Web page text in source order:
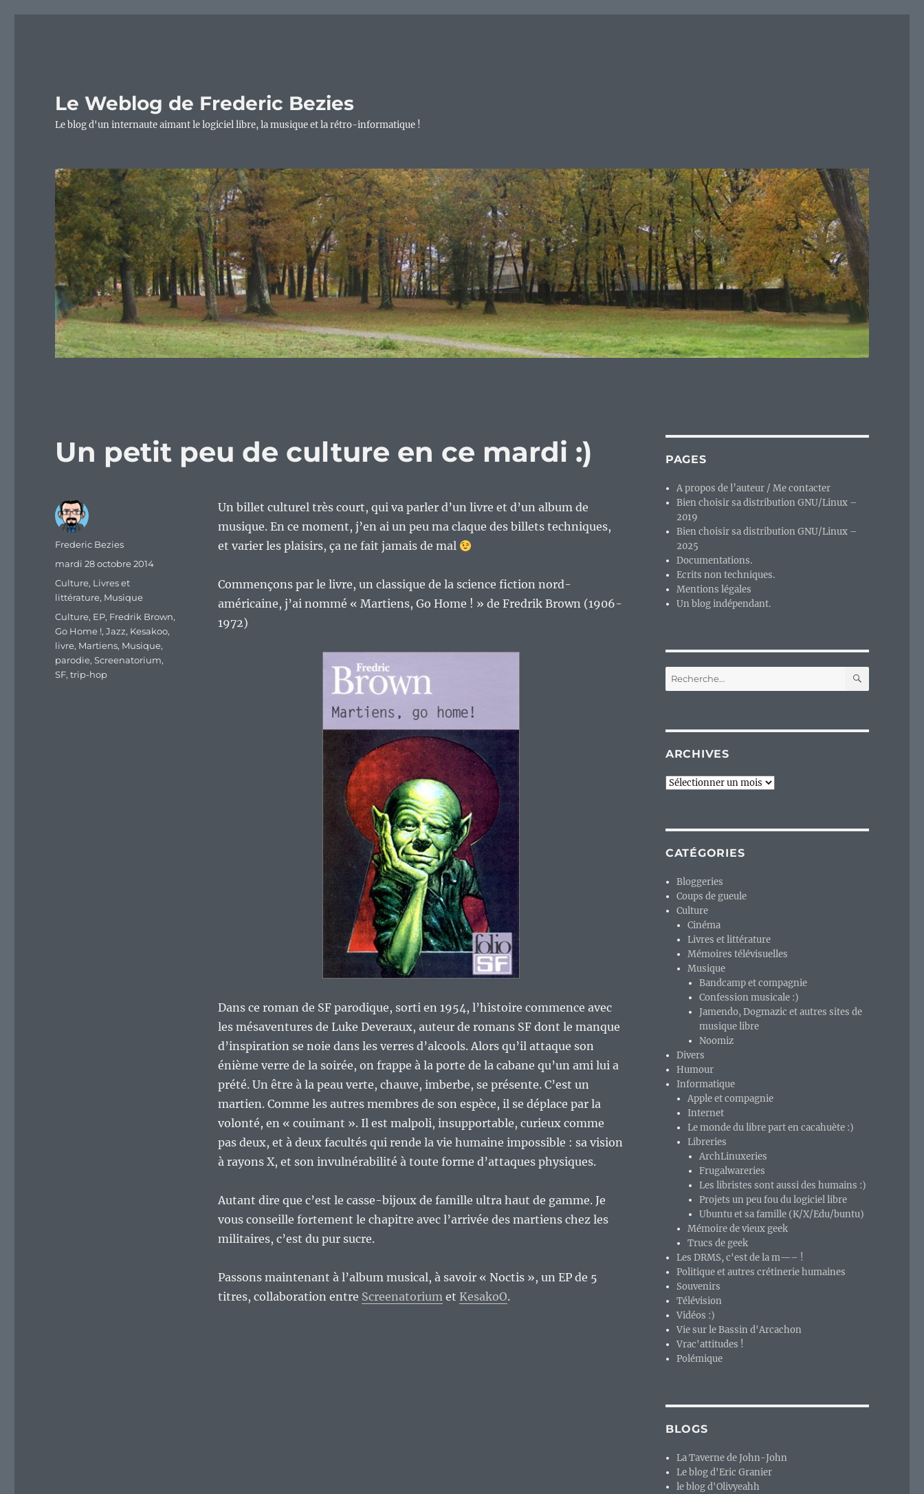
Le Weblog de Frederic Bezies
Le blog d'un internaute aimant le logiciel libre, la musique et la rétro-informatique !
Un petit peu de culture en ce mardi :)
Un billet culturel très court, qui va parler d’un livre et d’un album de
musique. En ce moment, j’en ai un peu ma claque des billets techniques,
et varier les plaisirs, ça ne fait jamais de mal
Commençons par le livre, un classique de la science fiction nord-
américaine, j’ai nommé « Martiens, Go Home ! » de Fredrik Brown (1906-
1972)
Dans ce roman de SF parodique, sorti en 1954, l’histoire commence avec
les mésaventures de Luke Deveraux, auteur de romans SF dont le manque
d’inspiration se noie dans les verres d’alcools. Alors qu’il attaque son
énième verre de la soirée, on frappe à la porte de la cabane qu’un ami lui a
prété. Un être à la peau verte, chauve, imberbe, se présente. C’est un
martien. Comme les autres membres de son espèce, il se déplace par la
volonté, en « couimant ». Il est malpoli, insupportable, curieux comme
pas deux, et à deux facultés qui rende la vie humaine impossible : sa vision
à rayons X, et son invulnérabilité à toute forme d’attaques physiques.
Autant dire que c’est le casse-bijoux de famille ultra haut de gamme. Je
vous conseille fortement le chapitre avec l’arrivée des martiens chez les
militaires, c’est du pur sucre.
Passons maintenant à l’album musical, à savoir « Noctis », un EP de 5
titres, collaboration entre Screenatoriumet KesakoO.
Auteur
Frederic Bezies
Publié
mardi 28 octobre 2014
Catégories
Culture, Livres et
littérature, Musique
Étiquettes
Culture, EP, Fredrik Brown,
Go Home !,Jazz, Kesakoo,
livre, Martiens, Musique,
parodie,Screenatorium,
SF,trip-hop
PAGES
A propos de l’auteur / Me contacter
Bien choisir sa distribution GNU/Linux –
2019
Bien choisir sa distribution GNU/Linux –
2025
Documentations.
Ecrits non techniques.
Mentions légales
Un blog indépendant.
Recherche
pour :
ARCHIVES
Archives
CATÉGORIES
Bloggeries
Coups de gueule
Culture
Cinéma
Livres et littérature
Mémoires télévisuelles
Musique
Bandcamp et compagnie
Confession musicale :)
Jamendo, Dogmazic et autres sites de
musique libre
Noomiz
Divers
Humour
Informatique
Apple et compagnie
Internet
Le monde du libre part en cacahuète :)
Libreries
ArchLinuxeries
Frugalwareries
Les libristes sont aussi des humains :)
Projets un peu fou du logiciel libre
Ubuntu et sa famille (K/X/Edu/buntu)
Mémoire de vieux geek
Trucs de geek
Les DRMS, c'est de la m—– !
Politique et autres crétinerie humaines
Souvenirs
Télévision
Vidéos :)
Vie sur le Bassin d'Arcachon
Vrac'attitudes !
Polémique
BLOGS
La Taverne de John-John
Le blog d'Eric Granier
le blog d'Olivyeahh